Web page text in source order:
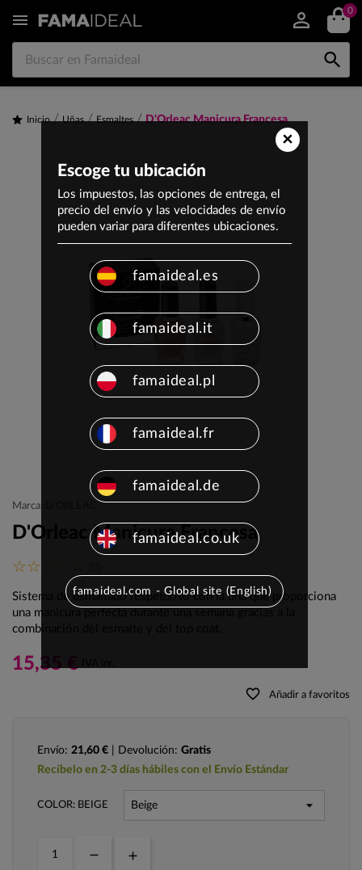
 0

Inicio Uñas Esmaltes D'Orleac Manicura Francesa
Marca: D'ORLEAC
D'Orleac Manicura Francesa
Sistema de esmaltado respetuoso con la uña que proporciona
una manicura perfecta durante una semana gracias a la
combinación del esmalte y del top coat.
15,35 €
favorite_border Añadir a favoritos
Envío: 21,60 € | Devolución: Gratis
Recíbelo en 2-3 días hábiles con el Envío Estándar
COLOR: BEIGE
×
Escoge tu ubicación
Los impuestos, las opciones de entrega, el
precio del envío y las velocidades de envío
pueden variar para diferentes ubicaciones.
famaideal.es
famaideal.it
famaideal.pl
famaideal.fr
famaideal.de
famaideal.co.uk
famaideal.com - Global site (English)